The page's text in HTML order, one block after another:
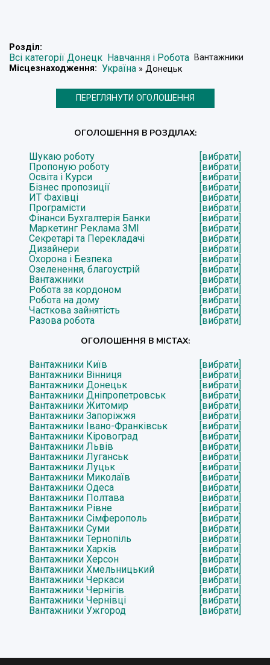
Розділ:
Всі категорії Донецк Навчання і Робота Вантажники
Місцезнаходження: Україна » Донецьк
ПЕРЕГЛЯНУТИ ОГОЛОШЕННЯ
ОГОЛОШЕННЯ В РОЗДІЛАХ:
Шукаю роботу
[вибрати]
Пропоную роботу
[вибрати]
Освіта і Курси
[вибрати]
Бізнес пропозиції
[вибрати]
ИТ Фахівці
[вибрати]
Програмісти
[вибрати]
Фінанси Бухгалтерія Банки
[вибрати]
Маркетинг Реклама ЗМІ
[вибрати]
Секретарі та Перекладачі
[вибрати]
Дизайнери
[вибрати]
Охорона і Безпека
[вибрати]
Озеленення, благоустрій
[вибрати]
Вантажники
[вибрати]
Робота за кордоном
[вибрати]
Робота на дому
[вибрати]
Часткова зайнятість
[вибрати]
Разова робота
[вибрати]
ОГОЛОШЕННЯ В МІСТАХ:
Вантажники Київ
[вибрати]
Вантажники Вінниця
[вибрати]
Вантажники Донецьк
[вибрати]
Вантажники Дніпропетровськ
[вибрати]
Вантажники Житомир
[вибрати]
Вантажники Запоріжжя
[вибрати]
Вантажники Івано-Франківськ
[вибрати]
Вантажники Кіровоград
[вибрати]
Вантажники Львів
[вибрати]
Вантажники Луганськ
[вибрати]
Вантажники Луцьк
[вибрати]
Вантажники Миколаїв
[вибрати]
Вантажники Одеса
[вибрати]
Вантажники Полтава
[вибрати]
Вантажники Рівне
[вибрати]
Вантажники Сімферополь
[вибрати]
Вантажники Суми
[вибрати]
Вантажники Тернопіль
[вибрати]
Вантажники Харків
[вибрати]
Вантажники Херсон
[вибрати]
Вантажники Хмельницький
[вибрати]
Вантажники Черкаси
[вибрати]
Вантажники Чернігів
[вибрати]
Вантажники Чернівці
[вибрати]
Вантажники Ужгород
[вибрати]